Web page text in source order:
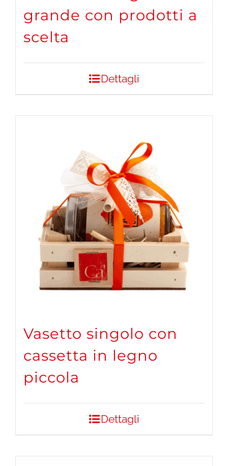
grande con prodotti a
scelta
Dettagli
Vasetto singolo con
cassetta in legno
piccola
Dettagli